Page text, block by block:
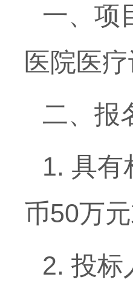
一、项
医院医
二、报
1. 具有
币50万
2. 投标